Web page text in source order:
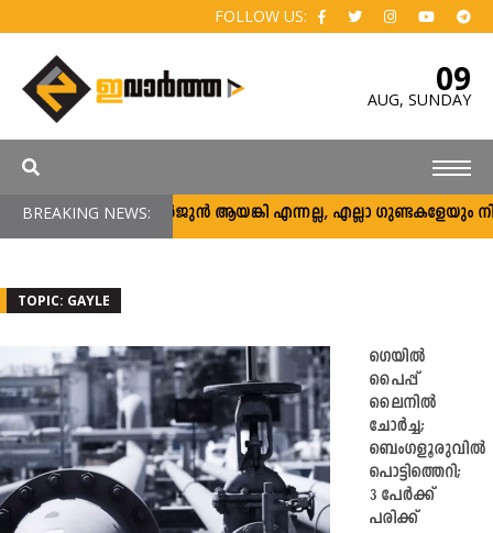
FOLLOW US:
09
AUG, SUNDAY
BREAKING NEWS:അര്‍ജുന്‍ ആയങ്കി എന്നല്ല, എല്ലാ ഗുണ്ടകളേയും
TOPIC: GAYLE
ഗെയിൽ
പൈപ്പ്
ലൈനിൽ
ചോർച്ച;
ബെംഗളൂരുവിൽ
പൊട്ടിത്തെറി;
3 പേർക്ക്
പരിക്ക്